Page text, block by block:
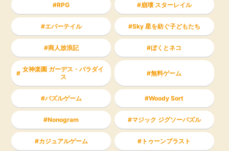
RPG 崩壊 スターレイル
エバーテイル Sky 星を紡ぐ子どもたち
商人放浪記 ぼくとネコ
女神楽園 ガーデス・パラダイ
ス
無料ゲーム
パズルゲーム Woody Sort
Nonogram マジック ジグソーパズル
カジュアルゲーム トゥーンブラスト